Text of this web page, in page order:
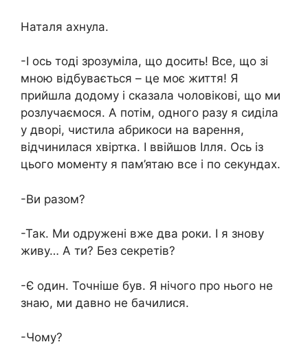
Наталя ахнула.
-І ось тоді зрозуміла, що досить! Все, що зі
мною відбувається – це моє життя! Я
прийшла додому і сказала чоловікові, що ми
розлучаємося. А потім, одного разу я сиділа
у дворі, чистила абрикоси на варення,
відчинилася хвіртка. І ввійшов Ілля. Ось із
цього моменту я пам’ятаю все і по секундах.
-Ви разом?
-Так. Ми одружені вже два роки. І я знову
живу… А ти? Без секретів?
-Є один. Точніше був. Я нічого про нього не
знаю, ми давно не бачилися.
-Чому?